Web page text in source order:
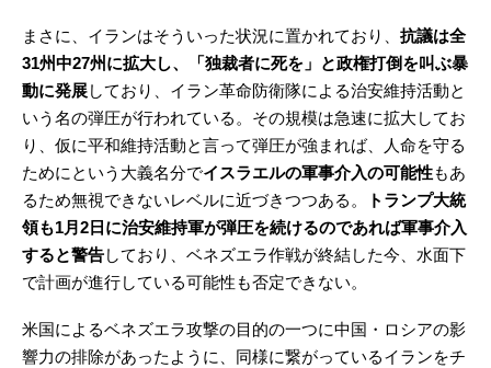
まさに、イランはそういった状況に置かれており、 抗議は全
31州中27州に拡大し、「独裁者に死を」と政権打倒を叫ぶ暴
動に発展しており、イラン革命防衛隊による治安維持活動と
いう名の弾圧が行われている。その規模は急速に拡大してお
り、仮に平和維持活動と言って弾圧が強まれば、人命を守る
ためにという大義名分でイスラエルの軍事介入の可能性もあ
るため無視できないレベルに近づきつつある。
トランプ大統
領も1月2日に治安維持軍が弾圧を続けるのであれば軍事介入
すると警告しており、ベネズエラ作戦が終結した今、水面下
で計画が進行している可能性も否定できない。
米国によるベネズエラ攻撃の目的の一つに中国・ロシアの影
響力の排除があったように、同様に繋がっているイランをチ